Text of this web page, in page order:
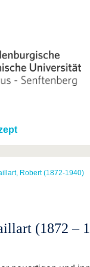
Robert (1872-1940)
(1872 –